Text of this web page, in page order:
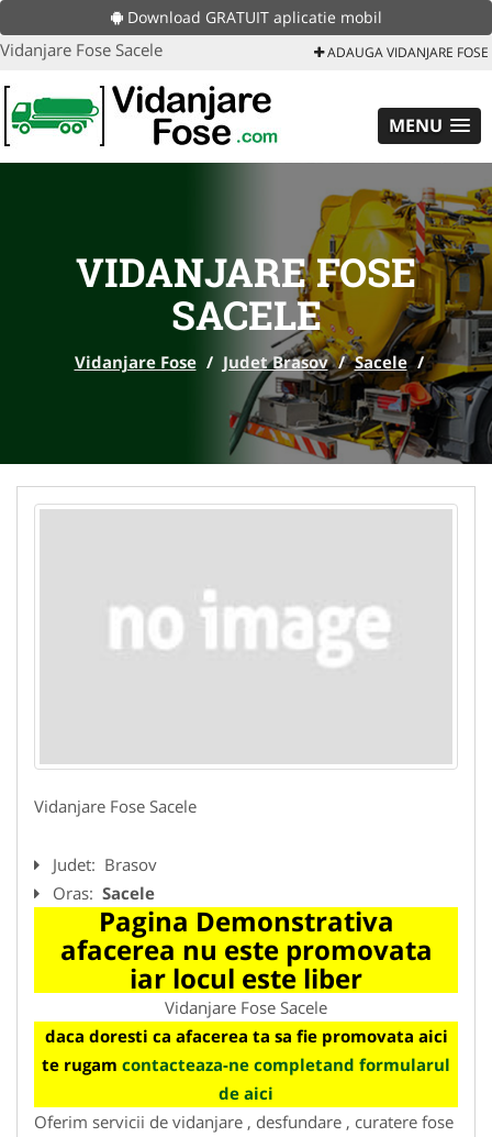
Download GRATUIT aplicatie mobil
Vidanjare Fose Sacele ADAUGA VIDANJARE FOSE
MENU
VIDANJARE FOSE
SACELE
Vidanjare Fose / Judet Brasov / Sacele /
Vidanjare Fose Sacele
Judet: Brasov
Oras: Sacele
Pagina Demonstrativa
afacerea nu este promovata
iar locul este liber
Vidanjare Fose Sacele
daca doresti ca afacerea ta sa fie promovata aici
te rugam contacteaza-ne completand formularul
de aici
Oferim servicii de vidanjare , desfundare , curatere fose